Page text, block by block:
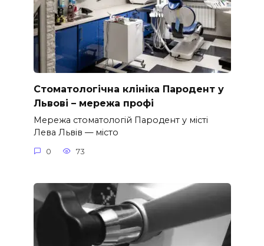
Стоматологічна клініка Пародент у
Львові – мережа профі
Мережа стоматологій Пародент у місті
Лева Львів — місто
0 73